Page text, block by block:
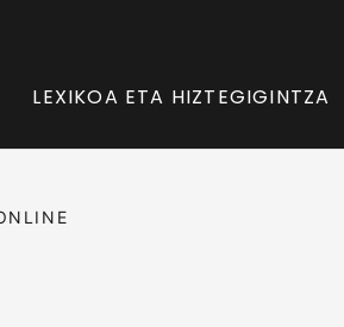
LEXIKOA ETA HIZTEGIGINTZA